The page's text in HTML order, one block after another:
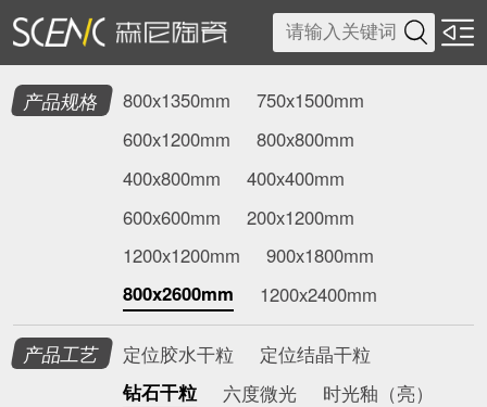

产品规格 800x1350mm
750x1500mm
600x1200mm
800x800mm
400x800mm
400x400mm
600x600mm
200x1200mm
1200x1200mm
900x1800mm
800x2600mm
1200x2400mm
产品工艺 定位胶水干粒
定位结晶干粒
钻石干粒
六度微光 时光釉（亮）